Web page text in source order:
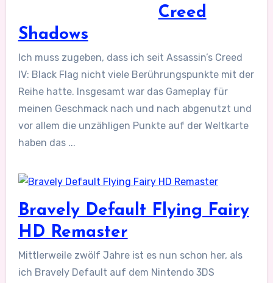
Creed
Shadows
Ich muss zugeben, dass ich seit Assassin’s Creed
IV: Black Flag nicht viele Berührungspunkte mit der
Reihe hatte. Insgesamt war das Gameplay für
meinen Geschmack nach und nach abgenutzt und
vor allem die unzähligen Punkte auf der Weltkarte
haben das ...
Bravely Default Flying Fairy
HD Remaster
Mittlerweile zwölf Jahre ist es nun schon her, als
ich Bravely Default auf dem Nintendo 3DS